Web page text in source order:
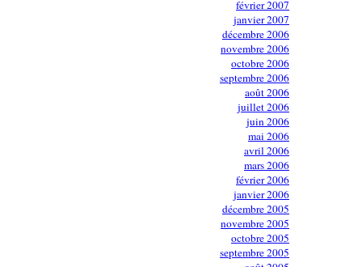
février 2007
janvier 2007
décembre 2006
novembre 2006
octobre 2006
septembre 2006
août 2006
juillet 2006
juin 2006
mai 2006
avril 2006
mars 2006
février 2006
janvier 2006
décembre 2005
novembre 2005
octobre 2005
septembre 2005